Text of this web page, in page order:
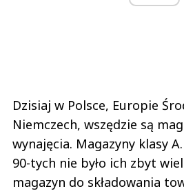
Dzisiaj w Polsce, Europie
Niemczech, wszędzie są
wynajęcia. Magazyny klasy
90-tych nie było ich zbyt
magazyn do składowania